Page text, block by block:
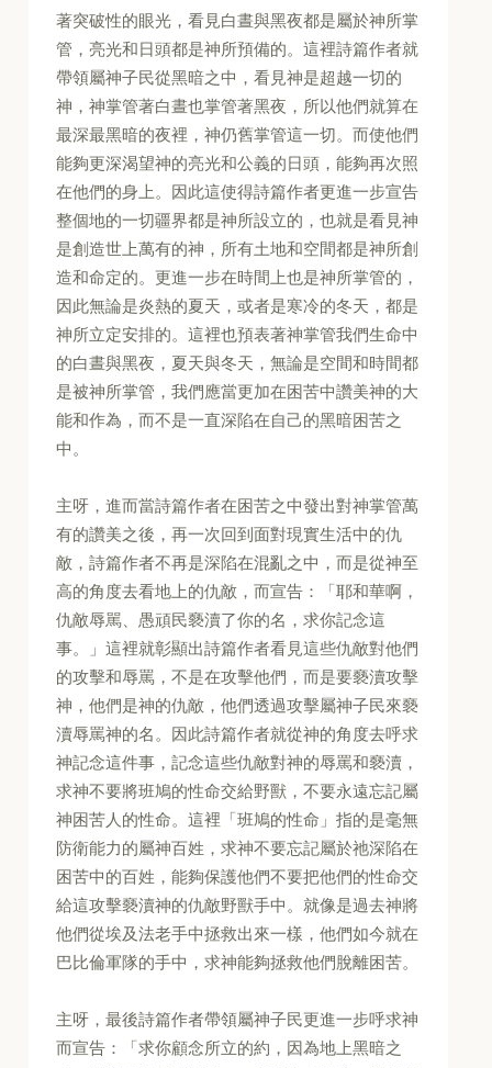
著突破性的眼光，看見白晝與黑夜都是屬於神所掌
管，亮光和日頭都是神所預備的。這裡詩篇作者就
帶領屬神子民從黑暗之中，看見神是超越一切的
神，神掌管著白晝也掌管著黑夜，所以他們就算在
最深最黑暗的夜裡，神仍舊掌管這一切。而使他們
能夠更深渴望神的亮光和公義的日頭，能夠再次照
在他們的身上。因此這使得詩篇作者更進一步宣告
整個地的一切疆界都是神所設立的，也就是看見神
是創造世上萬有的神，所有土地和空間都是神所創
造和命定的。更進一步在時間上也是神所掌管的，
因此無論是炎熱的夏天，或者是寒冷的冬天，都是
神所立定安排的。這裡也預表著神掌管我們生命中
的白晝與黑夜，夏天與冬天，無論是空間和時間都
是被神所掌管，我們應當更加在困苦中讚美神的大
能和作為，而不是一直深陷在自己的黑暗困苦之
中。
主呀，進而當詩篇作者在困苦之中發出對神掌管萬
有的讚美之後，再一次回到面對現實生活中的仇
敵，詩篇作者不再是深陷在混亂之中，而是從神至
高的角度去看地上的仇敵，而宣告：「耶和華啊，
仇敵辱駡、愚頑民褻瀆了你的名，求你記念這
事。」這裡就彰顯出詩篇作者看見這些仇敵對他們
的攻擊和辱罵，不是在攻擊他們，而是要褻瀆攻擊
神，他們是神的仇敵，他們透過攻擊屬神子民來褻
瀆辱罵神的名。因此詩篇作者就從神的角度去呼求
神記念這件事，記念這些仇敵對神的辱罵和褻瀆，
求神不要將班鳩的性命交給野獸，不要永遠忘記屬
神困苦人的性命。這裡「班鳩的性命」指的是毫無
防衛能力的屬神百姓，求神不要忘記屬於祂深陷在
困苦中的百姓，能夠保護他們不要把他們的性命交
給這攻擊褻瀆神的仇敵野獸手中。就像是過去神將
他們從埃及法老手中拯救出來一樣，他們如今就在
巴比倫軍隊的手中，求神能夠拯救他們脫離困苦。
主呀，最後詩篇作者帶領屬神子民更進一步呼求神
而宣告：「求你顧念所立的約，因為地上黑暗之